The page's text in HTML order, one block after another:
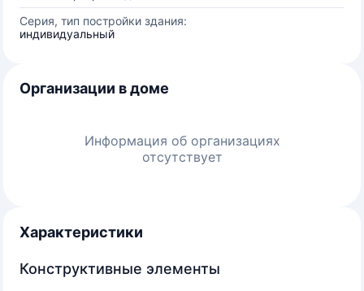
Серия, тип постройки здания:
индивидуальный
Организации в доме
Информация об организациях
отсутствует
Характеристики
Конструктивные элементы